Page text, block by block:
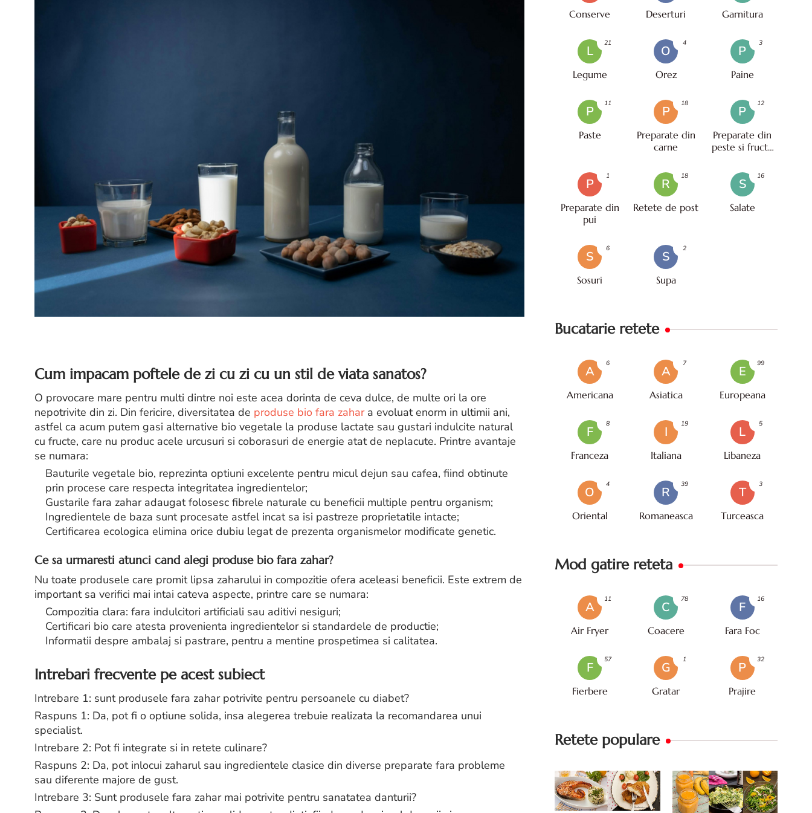
Cum impacam poftele de zi cu zi cu un stil de viata sanatos?
O provocare mare pentru multi dintre noi este acea dorinta de ceva dulce, de multe ori la ore
nepotrivite din zi. Din fericire, diversitatea de produse bio fara zahara evoluat enorm in ultimii ani,
astfel ca acum putem gasi alternative bio vegetale la produse lactate sau gustari indulcite natural
cu fructe, care nu produc acele urcusuri si coborasuri de energie atat de neplacute. Printre avantaje
se numara:
Bauturile vegetale bio, reprezinta optiuni excelente pentru micul dejun sau cafea, fiind obtinute
prin procese care respecta integritatea ingredientelor;
Gustarile fara zahar adaugat folosesc fibrele naturale cu beneficii multiple pentru organism;
Ingredientele de baza sunt procesate astfel incat sa isi pastreze proprietatile intacte;
Certificarea ecologica elimina orice dubiu legat de prezenta organismelor modificate genetic.
Ce sa urmaresti atunci cand alegi produse bio fara zahar?
Nu toate produsele care promit lipsa zaharului in compozitie ofera aceleasi beneficii. Este extrem de
important sa verifici mai intai cateva aspecte, printre care se numara:
Compozitia clara: fara indulcitori artificiali sau aditivi nesiguri;
Certificari bio care atesta provenienta ingredientelor si standardele de productie;
Informatii despre ambalaj si pastrare, pentru a mentine prospetimea si calitatea.
Intrebari frecvente pe acest subiect
Intrebare 1: sunt produsele fara zahar potrivite pentru persoanele cu diabet?
Raspuns 1: Da, pot fi o optiune solida, insa alegerea trebuie realizata la recomandarea unui
specialist.
Intrebare 2: Pot fi integrate si in retete culinare?
Raspuns 2: Da, pot inlocui zaharul sau ingredientele clasice din diverse preparate fara probleme
sau diferente majore de gust.
Intrebare 3: Sunt produsele fara zahar mai potrivite pentru sanatatea danturii?
Conserve Deserturi Garnitura
L
Legume
21
O
Orez
4
P
Paine
3
P
Paste
11
P
Preparate din
carne
18
P
Preparate din
peste si fructe
12
P
Preparate din
pui
1
R
Retete de post
18
S
Salate
16
S
Sosuri
6
S
Supa
2
Bucatarie retete
A
Americana
6
A
Asiatica
7
E
Europeana
99
F
Franceza
8
I
Italiana
19
L
Libaneza
5
O
Oriental
4
R
Romaneasca
39
T
Turceasca
3
Mod gatire reteta
A
Air Fryer
11
C
Coacere
78
F
Fara Foc
16
F
Fierbere
57
G
Gratar
1
P
Prajire
32
Retete populare